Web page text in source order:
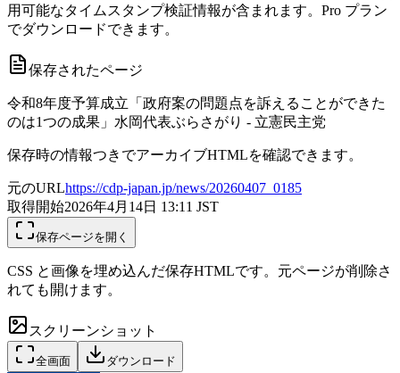
用可能なタイムスタンプ検証情報が含まれます。Pro プラン
でダウンロードできます。
保存されたページ
令和8年度予算成立「政府案の問題点を訴えることができた
のは1つの成果」水岡代表ぶらさがり - 立憲民主党
保存時の情報つきでアーカイブHTMLを確認できます。
元のURLhttps://cdp-japan.jp/news/20260407_0185
取得開始2026年4月14日 13:11 JST
保存ページを開く
CSS と画像を埋め込んだ保存HTMLです。元ページが削除さ
れても開けます。
スクリーンショット
全画面 ダウンロード